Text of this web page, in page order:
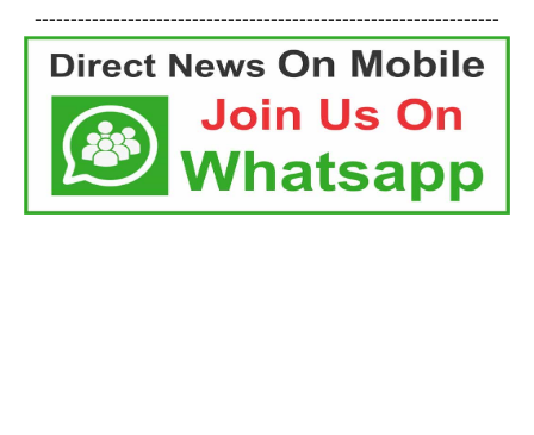
-----------------------------------------------------------------